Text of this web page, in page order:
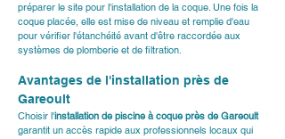
préparer le site pour l'installation de la coque. Une fois la
coque placée, elle est mise de niveau et remplie d'eau
pour vérifier l'étanchéité avant d'être raccordée aux
systèmes de plomberie et de filtration.
Avantages de l'installation près de
Gareoult
Choisir l'installation de piscine à coque près de Gareoult
garantit un accès rapide aux professionnels locaux qui